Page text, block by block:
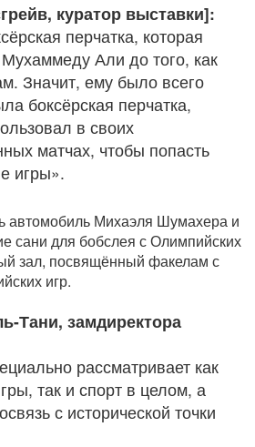
куратор выставки]:
перчатка, которая
Али до того, как
Значит, ему было всего
боксёрская перчатка,
в своих
матчах, чтобы попасть
игры».
автомобиль Михаэля Шумахера и
сани для бобслея с Олимпийских
зал, посвящённый факелам с
игр.
Тани, замдиректора
рассматривает как
так и спорт в целом, а
с исторической точки